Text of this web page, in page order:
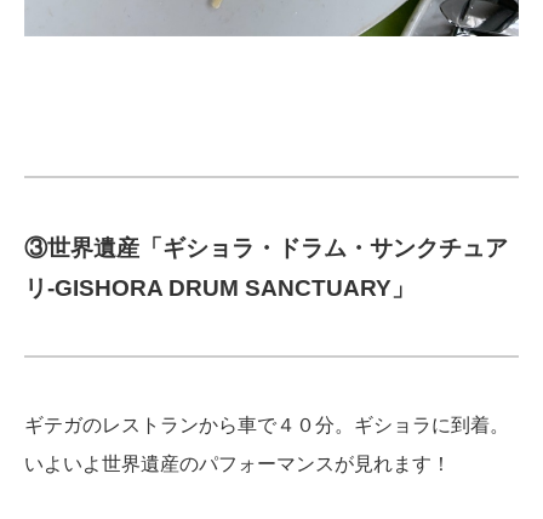
③世界遺産「ギショラ・ドラム・サンクチュア
リ-GISHORA DRUM SANCTUARY」
ギテガのレストランから車で４０分。ギショラに到着。
いよいよ世界遺産のパフォーマンスが見れます！